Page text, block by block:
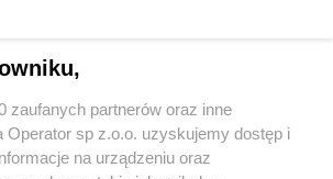
trzy dowody
lokalnych
zaufanych partnerów oraz inne
Operator sp z.o.o. uzyskujemy dostęp i
na urządzeniu oraz